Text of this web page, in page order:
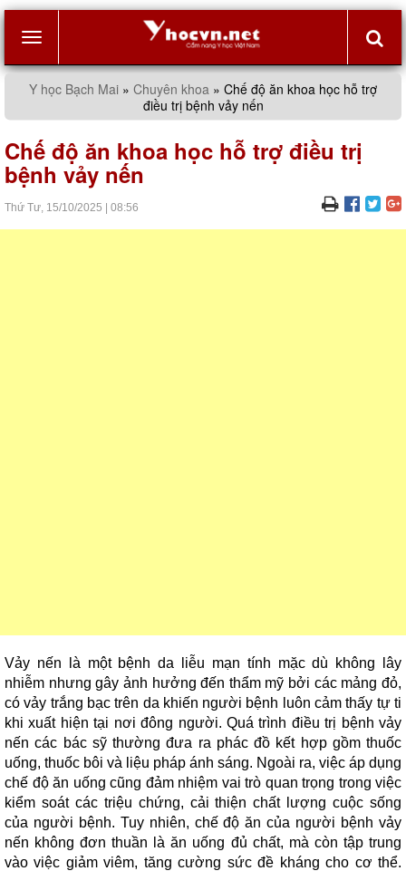
Y học Bạch Mai » Chuyên khoa » Chế độ ăn khoa học hỗ trợ
điều trị bệnh vảy nến
Chế độ ăn khoa học hỗ trợ điều trị
bệnh vảy nến
Thứ Tư, 15/10/2025 08:56
Vảy nến là một bệnh da liễu mạn tính mặc dù không lây
nhiễm nhưng gây ảnh hưởng đến thẩm mỹ bởi các mảng đỏ,
có vảy trắng bạc trên da khiến người bệnh luôn cảm thấy tự ti
khi xuất hiện tại nơi đông người. Quá trình điều trị bệnh vảy
nến các bác sỹ thường đưa ra phác đồ kết hợp gồm thuốc
uống, thuốc bôi và liệu pháp ánh sáng. Ngoài ra, việc áp dụng
chế độ ăn uống cũng đảm nhiệm vai trò quan trọng trong việc
kiểm soát các triệu chứng, cải thiện chất lượng cuộc sống
của người bệnh. Tuy nhiên, chế độ ăn của người bệnh vảy
nến không đơn thuần là ăn uống đủ chất, mà còn tập trung
vào việc giảm viêm, tăng cường sức đề kháng cho cơ thể.